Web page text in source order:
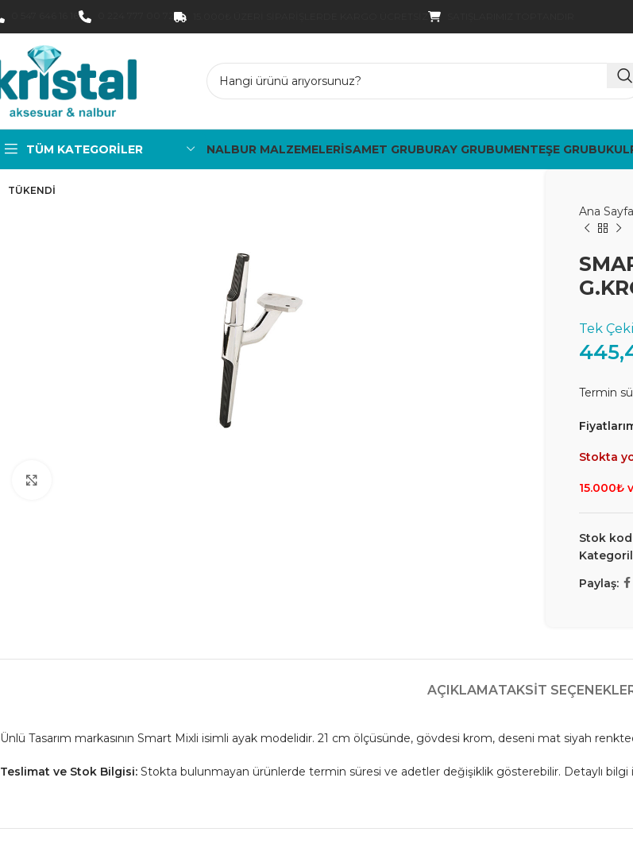
TÜM KATEGORILER NALBUR MALZEMELERİSAMET GRUBURAY GRUBUMENTEŞE GRUBU
TÜKENDI
Ana Sayfa
Termin
Stokta
15.000₺
Stok
Paylaş:
AÇIKLAMATAKSIT
Ünlü Tasarım markasının Smart Mixli isimli ayak modelidir. 21 cm ölçüsünde, gövdesi krom, deseni mat siyah
Teslimat ve Stok Bilgisi: Stokta bulunmayan ürünlerde termin süresi ve adetler değişiklik gösterebilir. Detaylı bilgi